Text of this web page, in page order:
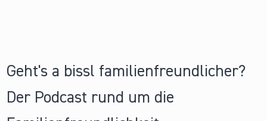
Geht's a bissl familienfreundlicher?
Der Podcast rund um die